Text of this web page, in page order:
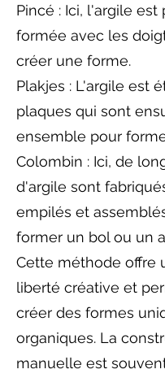
Pincé : Ici, l'argile est
formée avec les
créer une forme.
Plakjes : L'argile est
plaques qui sont
ensemble pour
Colombin : Ici, de
d'argile sont
empilés et
former un bol ou un
Cette méthode offre
liberté créative et
créer des formes
organiques. La
manuelle est